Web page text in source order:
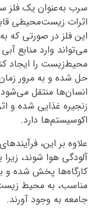
سرب به‌عنوان یک فلز
اثرات زیست‌محیطی
این فلز در صورتی که
می‌تواند وارد منابع
محیط‌زیست را ایجاد
حل شده و به مرور
انسان‌ها منتقل
زنجیره غذایی شده و
اکوسیستم‌ها دارد.
علاوه بر این،
آلودگی هوا شوند،
کارگاه‌ها پخش شده و
مناسب، به محیط
جامعه به وجود آورند.